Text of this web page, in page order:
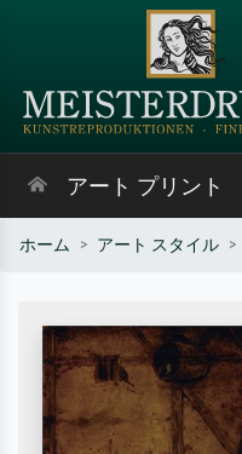
アート プリント
ホーム アート スタイル